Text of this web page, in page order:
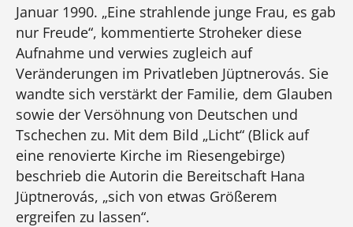
Januar 1990. „Eine strahlende junge Frau, es gab
nur Freude“, kommentierte Stroheker diese
Aufnahme und verwies zugleich auf
Veränderungen im Privatleben Jüptnerovás. Sie
wandte sich verstärkt der Familie, dem Glauben
sowie der Versöhnung von Deutschen und
Tschechen zu. Mit dem Bild „Licht“ (Blick auf
eine renovierte Kirche im Riesengebirge)
beschrieb die Autorin die Bereitschaft Hana
Jüptnerovás, „sich von etwas Größerem
ergreifen zu lassen“.